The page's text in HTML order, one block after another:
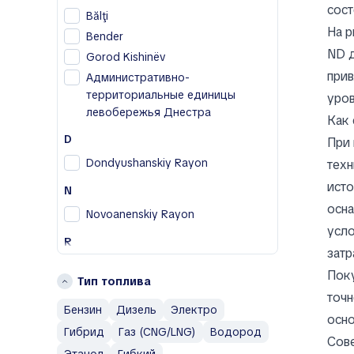
Bentley
Bestune
Buick
BYD
Changan
Chrysler
D
Daewoo
Denza
Bălţi
Bender
Gorod Kishinëv
Административно-
территориальные единицы
левобережья Днестра
D
Dondyushanskiy Rayon
N
Novoanenskiy Rayon
R
S
Soroca
Тип топлива
Бензин
Дизель
Электро
Гибрид
Газ (CNG/LNG)
Водород
На
ND
Как
При